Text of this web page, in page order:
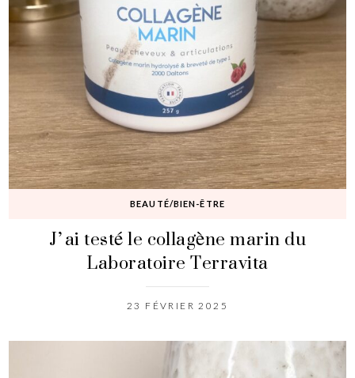
BEAUTÉ/BIEN-ÊTRE
J’ai testé le collagène marin du
Laboratoire Terravita
23 FÉVRIER 2025